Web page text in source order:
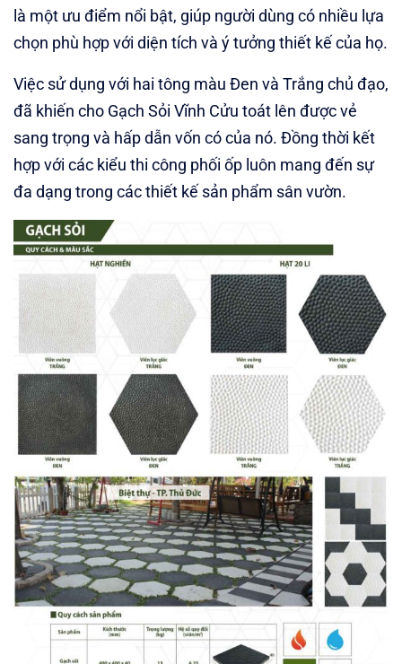
là một ưu điểm nổi bật, giúp người dùng có nhiều lựa
chọn phù hợp với diện tích và ý tưởng thiết kế của họ.
Việc sử dụng với hai tông màu Đen và Trắng chủ đạo,
đã khiến cho Gạch Sỏi Vĩnh Cửu toát lên được vẻ
sang trọng và hấp dẫn vốn có của nó. Đồng thời kết
hợp với các kiểu thi công phối ốp luôn mang đến sự
đa dạng trong các thiết kế sản phẩm sân vườn.